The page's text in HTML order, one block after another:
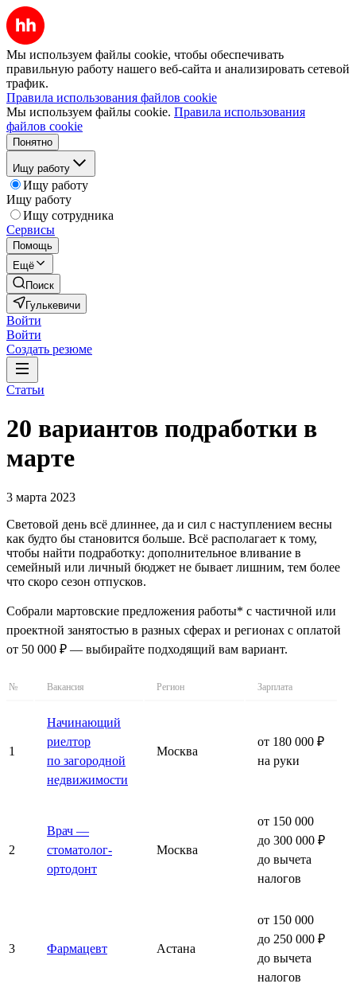
Мы используем файлы cookie, чтобы обеспечивать
правильную работу нашего веб-сайта и анализировать сетевой
трафик.
Правила использования файлов cookie
Мы используем файлы cookie. Правила использования
файлов cookie
Понятно
Ищу работу
Ищу работу
Ищу работу
Ищу сотрудника
Сервисы
Помощь
Ещё
Поиск
Гулькевичи
Войти
Войти
Создать резюме
Статьи
20 вариантов подработки в
марте
3 марта 2023
Световой день всё длиннее, да и сил с наступлением весны
как будто бы становится больше. Всё располагает к тому,
чтобы найти подработку: дополнительное вливание в
семейный или личный бюджет не бывает лишним, тем более
что скоро сезон отпусков.
Собрали мартовские предложения работы* с частичной или
проектной занятостью в разных сферах и регионах с оплатой
от 50 000 ₽ — выбирайте подходящий вам вариант.
№ Вакансия Регион Зарплата
1
Начинающий
риелтор
по загородной
недвижимости
Москва
от 180 000 ₽
на руки
2
Врач —
стоматолог-
ортодонт
Москва
от 150 000
до 300 000 ₽
до вычета
налогов
3 Фармацевт Астана
от 150 000
до 250 000 ₽
до вычета
налогов